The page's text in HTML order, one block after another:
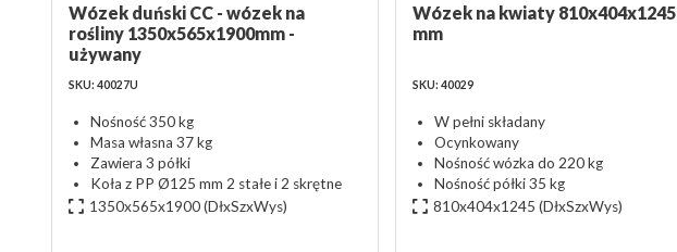
Wózek duński CC - wózek na
rośliny 1350x565x1900mm -
używany
SKU: 40027U
Nośność 350 kg
Masa własna 37 kg
Zawiera 3 półki
Koła z PP Ø125 mm 2 stałe i 2 skrętne
1350x565x1900(DłxSzxWys)
Wózek na kwiaty 810x404x1245
mm
SKU: 40029
W pełni składany
Ocynkowany
Nośność wózka do 220 kg
Nośność półki 35 kg
810x404x1245 (DłxSzxWys)